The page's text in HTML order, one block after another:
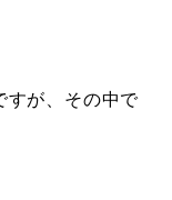
すが、その中で